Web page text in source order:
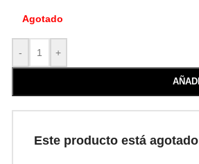
Agotado
- +
Este producto está